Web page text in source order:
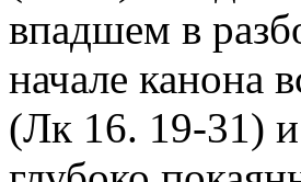
впадшем в
начале канона
(Лк 16. 19-31) и